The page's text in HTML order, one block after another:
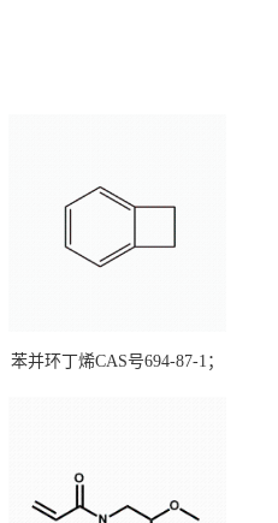
苯并环丁烯CAS号694-87-1；